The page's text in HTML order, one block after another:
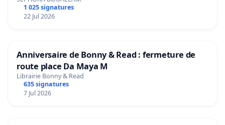
1 025 signatures
22 Jul 2026
Anniversaire de Bonny & Read : fermeture de
route place Da Maya M
Librairie Bonny & Read
635 signatures
7 Jul 2026